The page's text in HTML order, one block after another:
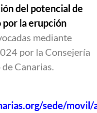
del potencial de
por la erupción
mediante
por la Consejería
Canarias.
sede/